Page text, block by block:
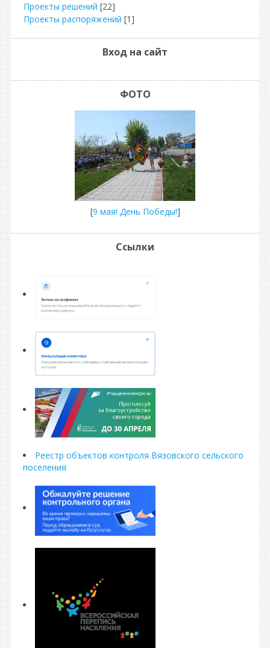
Проекты решений [22]
Проекты распоряжений [1]
Вход на сайт
ФОТО
[9 мая! День Победы!]
Ссылки
Реестр объектов контроля Вязовского сельского
поселения